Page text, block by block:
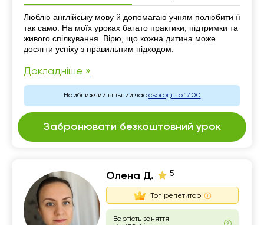
Резюме
Люблю англійську мову й допомагаю учням полюбити її
так само. На моїх уроках багато практики, підтримки та
живого спілкування. Вірю, що кожна дитина може
досягти успіху з правильним підходом.
Докладніше »
Найближчий вільний час:сьогодні о 17:00
Забронювати безкоштовний урок
Олена Д. 5
Топ репетитор
Вартість заняття